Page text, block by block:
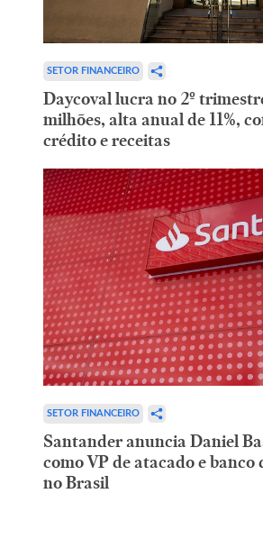
SETOR FINANCEIRO
Daycoval lucra no 2º
milhões, alta anual de 11%,
crédito e receitas
SETOR FINANCEIRO
Santander anuncia Daniel
como VP de atacado e
no Brasil